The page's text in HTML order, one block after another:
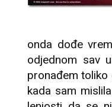
onda dođe
odjednom sav
pronađem toliko
kada sam